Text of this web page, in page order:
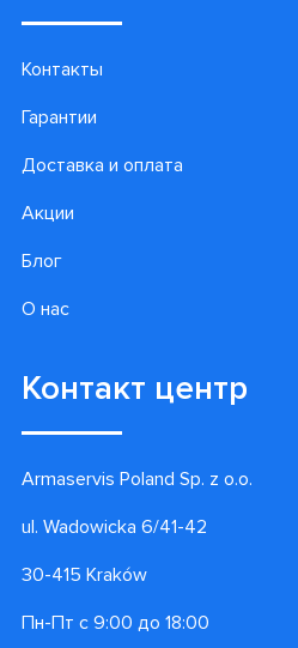
Контакты
Гарантии
Доставка и оплата
Акции
Блог
О нас
Контакт центр
Armaservis Poland Sp. z o.o.
ul. Wadowicka 6/41-42
30-415 Kraków
Пн-Пт с 9:00 до 18:00